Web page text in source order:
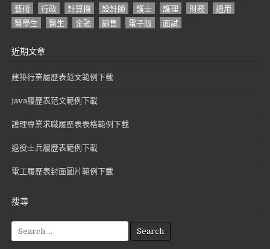
藝術
行政 計算機 設計師 護士 護理 財務
通用
醫學生
醫生 金融 銷售 電子版 面試
近期文章
建築行業履歷表范文範例下載
java履歷表范文範例下載
護理專業求職履歷表表格範例下載
退役士兵履歷表範例下載
電工履歷表封面圖片範例下載
搜尋
e